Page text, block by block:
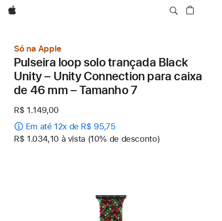
Apple
Só na Apple
Pulseira loop solo trançada Black
Unity – Unity Connection para caixa
de 46 mm – Tamanho 7
R$ 1.149,00
Em até 12x de R$ 95,75
R$ 1.034,10 à vista (10% de desconto)